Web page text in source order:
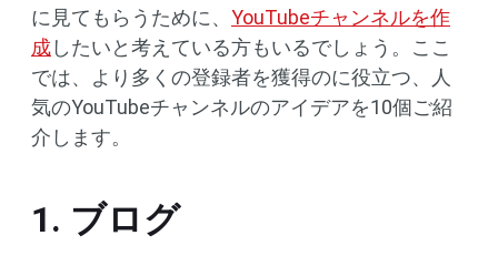
に見てもらうために、 YouTubeチャンネルを作
成したいと考えている方もいるでしょう。ここ
では、より多くの登録者を獲得のに役立つ、人
気のYouTubeチャンネルのアイデアを10個ご紹
介します。
1. ブログ